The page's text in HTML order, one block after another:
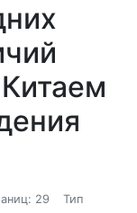
29
Тип